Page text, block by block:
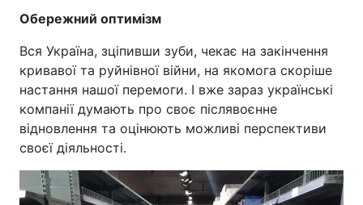
Обережний оптимізм
Вся Україна, зціпивши зуби, чекає на закінчення
кривавої та руйнівної війни, на якомога скоріше
настання нашої перемоги. І вже зараз українські
компанії думають про своє післявоєнне
відновлення та оцінюють можливі перспективи
своєї діяльності.